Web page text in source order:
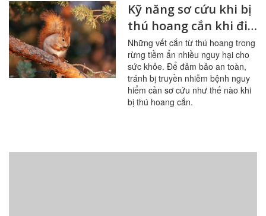
Kỹ năng sơ cứu khi bị
thú hoang cắn khi đi
rừng
Những vết cắn từ thú hoang trong
rừng tiềm ẩn nhiều nguy hại cho
sức khỏe. Để đảm bảo an toàn,
tránh bị truyền nhiễm bệnh nguy
hiểm cần sơ cứu như thế nào khi
bị thú hoang cắn.